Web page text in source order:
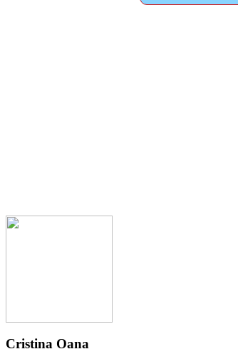
Cristina Oana